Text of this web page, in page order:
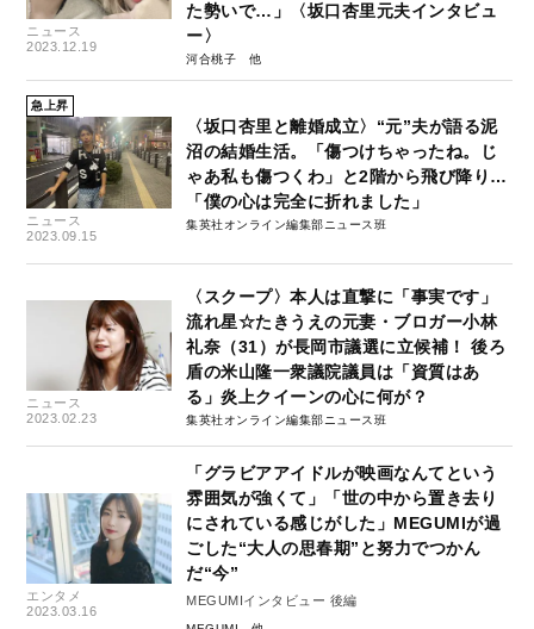
ニュース
2023.12.19
た勢いで…」〈坂口杏里元夫インタビュ
ー〉
河合桃子
急上昇
ニュース
2023.09.15
〈坂口杏里と離婚成立〉“元”夫が語る泥
沼の結婚生活。「傷つけちゃったね。じ
ゃあ私も傷つくわ」と2階から飛び降り…
「僕の心は完全に折れました」
集英社オンライン編集部ニュース班
ニュース
2023.02.23
〈スクープ〉本人は直撃に「事実です」
流れ星☆たきうえの元妻・ブロガー小林
礼奈（31）が長岡市議選に立候補！ 後ろ
盾の米山隆一衆議院議員は「資質はあ
る」炎上クイーンの心に何が？
集英社オンライン編集部ニュース班
エンタメ
2023.03.16
「グラビアアイドルが映画なんてという
雰囲気が強くて」「世の中から置き去り
にされている感じがした」MEGUMIが過
ごした“大人の思春期”と努力でつかん
だ“今”
MEGUMIインタビュー 後編